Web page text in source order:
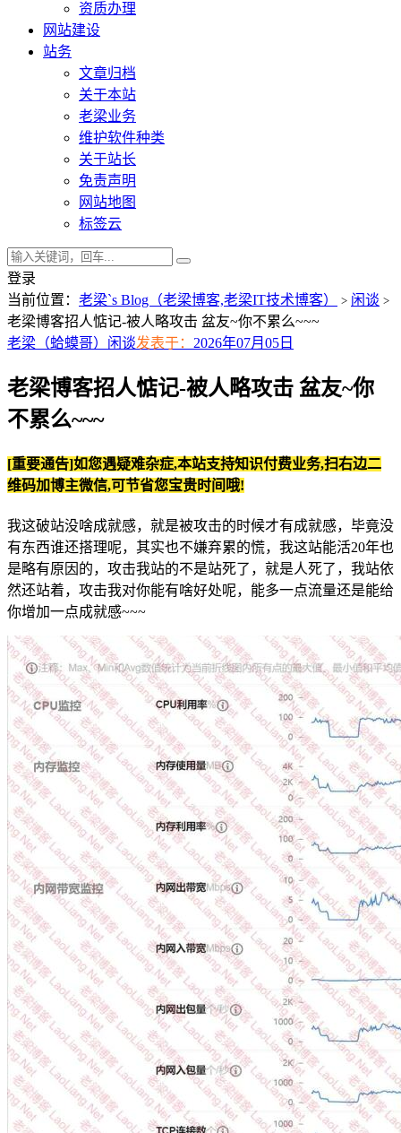
资质办理
网站建设
站务
文章归档
关于本站
老梁业务
维护软件种类
关于站长
免责声明
网站地图
标签云
登录
当前位置： 老梁`s Blog（老梁博客,老梁IT技术博客） > 闲谈 >
老梁博客招人惦记-被人略攻击 盆友~你不累么~~~
老梁（蛤蟆哥） 闲谈发表于： 2026年07月05日
老梁博客招人惦记-被人略攻击 盆友~你
不累么~~~
[重要通告]如您遇疑难杂症,本站支持知识付费业务,扫右边二
维码加博主微信,可节省您宝贵时间哦!
我这破站没啥成就感，就是被攻击的时候才有成就感，毕竟没
有东西谁还搭理呢，其实也不嫌弃累的慌，我这站能活20年也
是略有原因的，攻击我站的不是站死了，就是人死了，我站依
然还站着，攻击我对你能有啥好处呢，能多一点流量还是能给
你增加一点成就感~~~